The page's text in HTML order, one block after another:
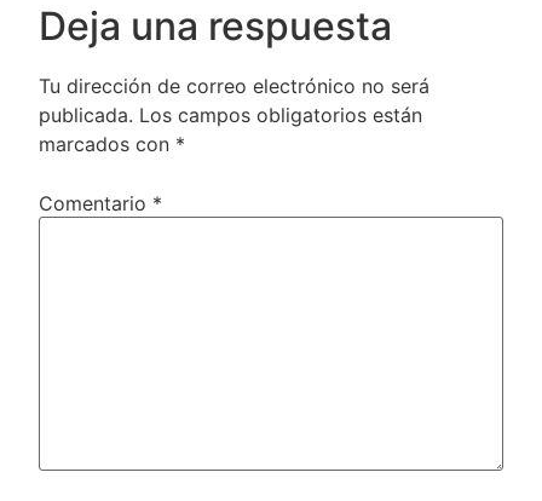
Deja una respuesta
Tu dirección de correo electrónico no será
publicada. Los campos obligatorios están
marcados con *
Comentario *